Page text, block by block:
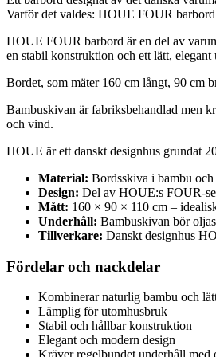
Varför det valdes: HOUE FOUR
HOUE FOUR barbord är en del av
en stabil konstruktion och ett lätt, elegant
Bordet, som mäter 160 cm långt, 90 cm
Bambuskivan är fabriksbehandlad men
och vind.
HOUE är ett danskt designhus grundat
Material: Bordsskiva i bambu
Design: Del av HOUE:s FOUR-
Mått: 160 × 90 × 110 cm –
Underhåll: Bambuskivan bör
Tillverkare: Danskt designhus
Fördelar och nackdelar
Kombinerar naturlig bambu och
Lämplig för utomhusbruk
Stabil och hållbar konstruktion
Elegant och modern design